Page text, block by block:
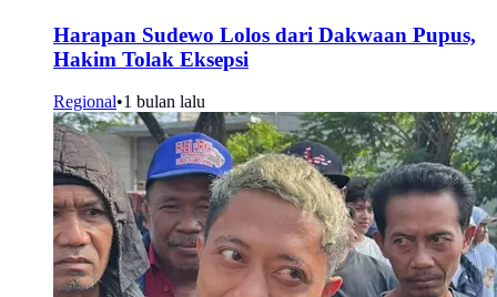
Harapan Sudewo Lolos dari Dakwaan Pupus,
Hakim Tolak Eksepsi
Regional•1 bulan lalu